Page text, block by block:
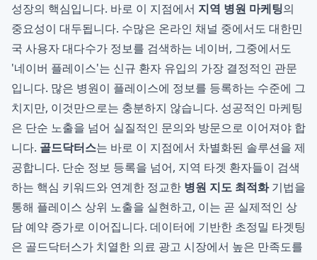
성장의 핵심입니다. 바로 이 지점에서 지역 병원 마케팅의
중요성이 대두됩니다. 수많은 온라인 채널 중에서도 대한민
국 사용자 대다수가 정보를 검색하는 네이버, 그중에서도
'네이버 플레이스'는 신규 환자 유입의 가장 결정적인 관문
입니다. 많은 병원이 플레이스에 정보를 등록하는 수준에 그
치지만, 이것만으로는 충분하지 않습니다. 성공적인 마케팅
은 단순 노출을 넘어 실질적인 문의와 방문으로 이어져야 합
니다. 골드닥터스는 바로 이 지점에서 차별화된 솔루션을 제
공합니다. 단순 정보 등록을 넘어, 지역 타겟 환자들이 검색
하는 핵심 키워드와 연계한 정교한 병원 지도 최적화기법을
통해 플레이스 상위 노출을 실현하고, 이는 곧 실제적인 상
담 예약 증가로 이어집니다. 데이터에 기반한 초정밀 타겟팅
은 골드닥터스가 치열한 의료 광고 시장에서 높은 만족도를